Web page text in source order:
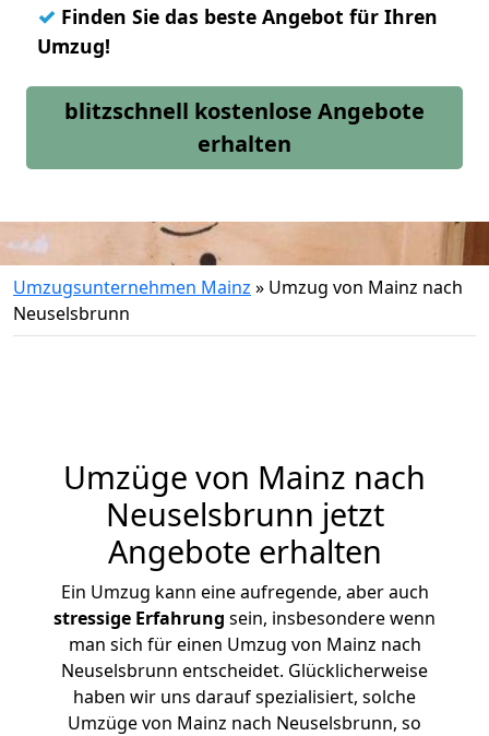
✓ Finden Sie das beste Angebot für Ihren
Umzug!
blitzschnell kostenlose Angebote
erhalten
Umzugsunternehmen Mainz » Umzug von Mainz nach
Neuselsbrunn
Umzüge von Mainz nach
Neuselsbrunn jetzt
Angebote erhalten
Ein Umzug kann eine aufregende, aber auch
stressige Erfahrung sein, insbesondere wenn
man sich für einen Umzug von Mainz nach
Neuselsbrunn entscheidet. Glücklicherweise
haben wir uns darauf spezialisiert, solche
Umzüge von Mainz nach Neuselsbrunn, so